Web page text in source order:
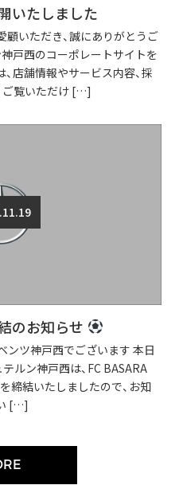
いたしました
いただき、誠にありがとうご
戸西のコーポレートサイトを
店舗情報やサービス内容、採
ご覧いただけ […]
のお知らせ
ンツ神戸西でございます 本日
ルン神戸西は、FC BASARA
締結いたしましたので、お知
[…]